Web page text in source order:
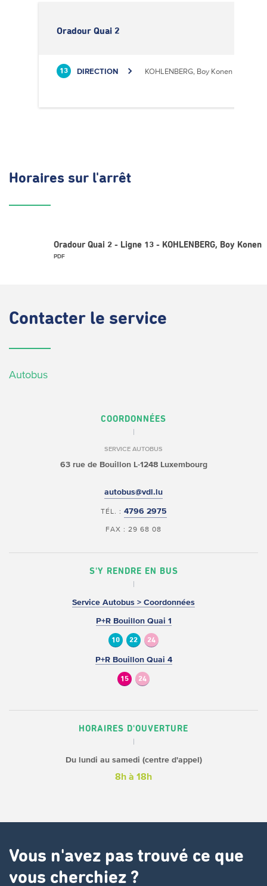
Oradour Quai 2
13 DIRECTION KOHLENBERG, Boy Konen
Horaires sur l'arrêt
Oradour Quai 2 - Ligne 13 - KOHLENBERG, Boy Konen
PDF
Contacter le service
Autobus
COORDONNÉES
SERVICE AUTOBUS
63 rue de BouillonL-1248 Luxembourg
autobus@vdl.lu
TÉL. : 4796 2975
FAX : 29 68 08
S'Y RENDRE EN BUS
Service Autobus > Coordonnées
P+R Bouillon Quai 1
10 22 24
P+R Bouillon Quai 4
15 24
HORAIRES D'OUVERTURE
Du lundi au samedi (centre d'appel)
8h à 18h
Vous n'avez pas trouvé ce que
vous cherchiez ?